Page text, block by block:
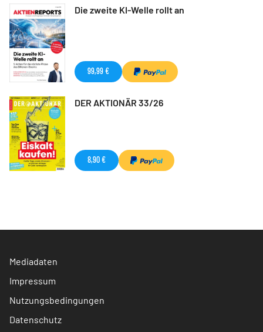
Die zweite KI-Welle rollt an
99,99 €
DER AKTIONÄR 33/26
8,90 €
Mediadaten
Impressum
Nutzungsbedingungen
Datenschutz